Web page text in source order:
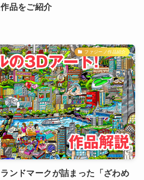
品をご紹介
ファジーノ作品紹介
ンドマークが詰まった「ざわめ